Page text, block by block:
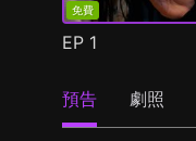
免費
EP 1
預告 劇照